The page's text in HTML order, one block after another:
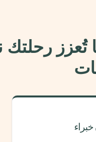
تُعزز رحلتك